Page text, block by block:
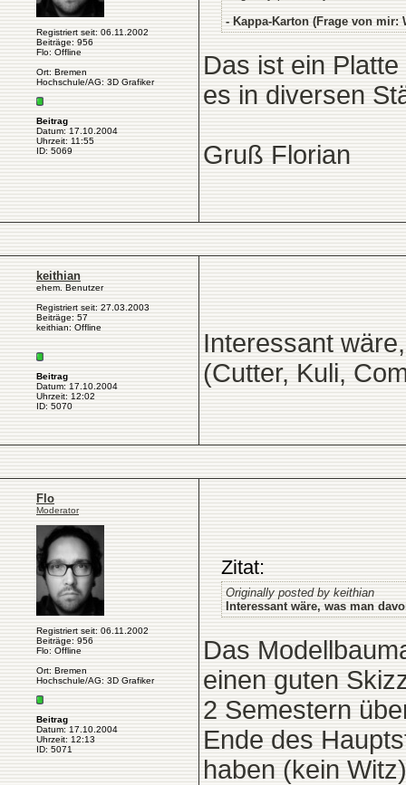
Registriert seit: 06.11.2002
Beiträge: 956
Flo: Offline
Ort: Bremen
Hochschule/AG: 3D Grafiker
Beitrag
Datum: 17.10.2004
Uhrzeit: 11:55
ID: 5069
- Kappa-Karton (Frage von mir:
Das ist ein
es in diversen
Gruß Florian
keithian
ehem. Benutzer
Registriert seit: 27.03.2003
Beiträge: 57
keithian: Offline
Beitrag
Datum: 17.10.2004
Uhrzeit: 12:02
ID: 5070
Interessant
(Cutter, Kuli,
Flo
Moderator
Registriert seit: 06.11.2002
Beiträge: 956
Flo: Offline
Ort: Bremen
Hochschule/AG: 3D Grafiker
Beitrag
Datum: 17.10.2004
Uhrzeit: 12:13
ID: 5071
Zitat:
Originally posted by keithian
Interessant wäre, was man
Das
einen guten
2 Semestern
Ende des
haben (kein